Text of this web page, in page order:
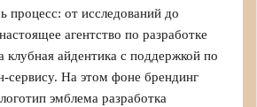
процесс: от исследований до
агентство по разработке
клубная айдентика с поддержкой по
сервису. На этом фоне брендинг
эмблема разработка